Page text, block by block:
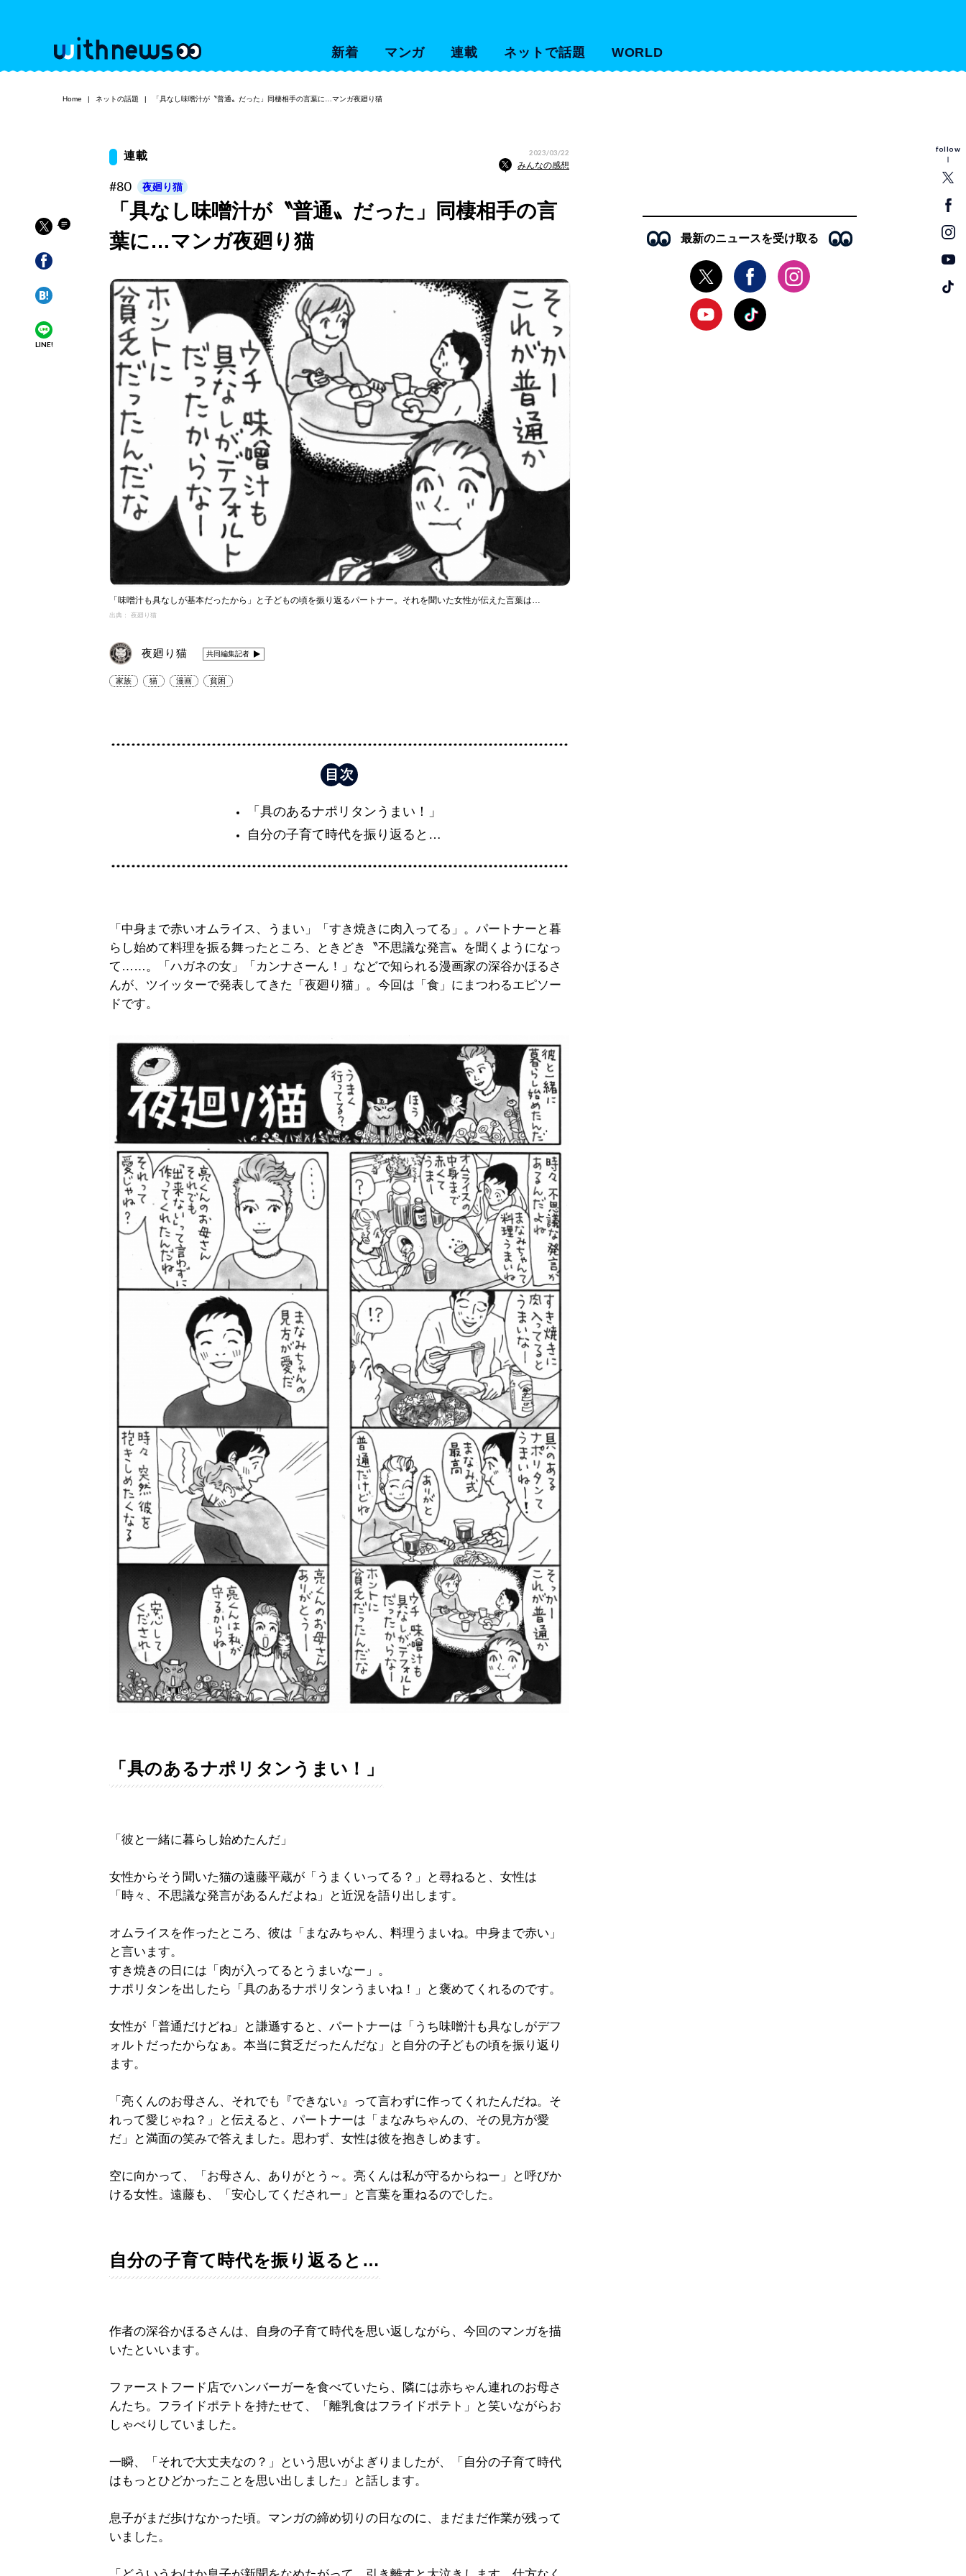
新着 マンガ 連載 ネットで話題 WORLD
follow
Home ネットの話題 「具なし味噌汁が〝普通〟だった」同棲相手の言葉に…マンガ夜廻り猫
LINE!
連載 2023/03/22
みんなの感想
#80 夜廻り猫
「具なし味噌汁が〝普通〟だった」同棲相手の言
葉に…マンガ夜廻り猫
「味噌汁も具なしが基本だったから」と子どもの頃を振り返るパートナー。それを聞いた女性が伝えた言葉は…
出典： 夜廻り猫
夜廻り猫 共同編集記者
家族 猫 漫画 貧困
「具のあるナポリタンうまい！」
自分の子育て時代を振り返ると…
「中身まで赤いオムライス、うまい」「すき焼きに肉入ってる」。パートナーと暮
らし始めて料理を振る舞ったところ、ときどき〝不思議な発言〟を聞くようになっ
て……。「ハガネの女」「カンナさーん！」などで知られる漫画家の深谷かほるさ
んが、ツイッターで発表してきた「夜廻り猫」。今回は「食」にまつわるエピソー
ドです。
「具のあるナポリタンうまい！」
「彼と一緒に暮らし始めたんだ」
女性からそう聞いた猫の遠藤平蔵が「うまくいってる？」と尋ねると、女性は
「時々、不思議な発言があるんだよね」と近況を語り出します。
オムライスを作ったところ、彼は「まなみちゃん、料理うまいね。中身まで赤い」
と言います。
すき焼きの日には「肉が入ってるとうまいなー」。
ナポリタンを出したら「具のあるナポリタンうまいね！」と褒めてくれるのです。
女性が「普通だけどね」と謙遜すると、パートナーは「うち味噌汁も具なしがデフ
ォルトだったからなぁ。本当に貧乏だったんだな」と自分の子どもの頃を振り返り
ます。
「亮くんのお母さん、それでも『できない』って言わずに作ってくれたんだね。そ
れって愛じゃね？」と伝えると、パートナーは「まなみちゃんの、その見方が愛
だ」と満面の笑みで答えました。思わず、女性は彼を抱きしめます。
空に向かって、「お母さん、ありがとう～。亮くんは私が守るからねー」と呼びか
ける女性。遠藤も、「安心してくだされー」と言葉を重ねるのでした。
自分の子育て時代を振り返ると…
作者の深谷かほるさんは、自身の子育て時代を思い返しながら、今回のマンガを描
いたといいます。
ファーストフード店でハンバーガーを食べていたら、隣には赤ちゃん連れのお母さ
んたち。フライドポテトを持たせて、「離乳食はフライドポテト」と笑いながらお
しゃべりしていました。
一瞬、「それで大丈夫なの？」という思いがよぎりましたが、「自分の子育て時代
はもっとひどかったことを思い出しました」と話します。
息子がまだ歩けなかった頃。マンガの締め切りの日なのに、まだまだ作業が残って
いました。
最新のニュースを受け取る